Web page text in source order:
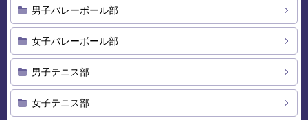
男子バレーボール部
女子バレーボール部
男子テニス部
女子テニス部